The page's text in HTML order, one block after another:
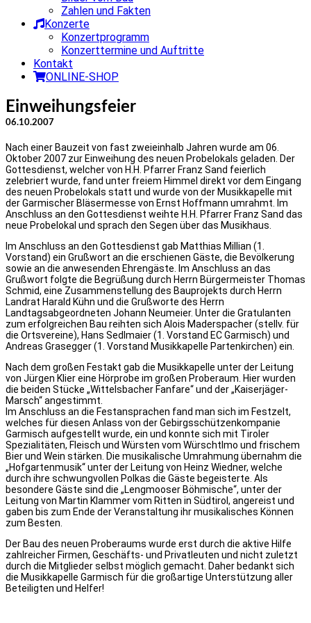
Zahlen und Fakten
Konzerte
Konzertprogramm
Konzerttermine und Auftritte
Kontakt
ONLINE-SHOP
Einweihungsfeier
06.10.2007
Nach einer Bauzeit von fast zweieinhalb Jahren wurde am 06.
Oktober 2007 zur Einweihung des neuen Probelokals geladen. Der
Gottesdienst, welcher von H.H. Pfarrer Franz Sand feierlich
zelebriert wurde, fand unter freiem Himmel direkt vor dem Eingang
des neuen Probelokals statt und wurde von der Musikkapelle mit
der Garmischer Bläsermesse von Ernst Hoffmann umrahmt. Im
Anschluss an den Gottesdienst weihte H.H. Pfarrer Franz Sand das
neue Probelokal und sprach den Segen über das Musikhaus.
Im Anschluss an den Gottesdienst gab Matthias Millian (1.
Vorstand) ein Grußwort an die erschienen Gäste, die Bevölkerung
sowie an die anwesenden Ehrengäste. Im Anschluss an das
Grußwort folgte die Begrüßung durch Herrn Bürgermeister Thomas
Schmid, eine Zusammenstellung des Bauprojekts durch Herrn
Landrat Harald Kühn und die Grußworte des Herrn
Landtagsabgeordneten Johann Neumeier. Unter die Gratulanten
zum erfolgreichen Bau reihten sich Alois Maderspacher (stellv. für
die Ortsvereine), Hans Sedlmaier (1. Vorstand EC Garmisch) und
Andreas Grasegger (1. Vorstand Musikkapelle Partenkirchen) ein.
Nach dem großen Festakt gab die Musikkapelle unter der Leitung
von Jürgen Klier eine Hörprobe im großen Proberaum. Hier wurden
die beiden Stücke „Wittelsbacher Fanfare“ und der „Kaiserjäger-
Marsch“ angestimmt.
Im Anschluss an die Festansprachen fand man sich im Festzelt,
welches für diesen Anlass von der Gebirgsschützenkompanie
Garmisch aufgestellt wurde, ein und konnte sich mit Tiroler
Spezialitäten, Fleisch und Würsten vom Würschtlmo und frischem
Bier und Wein stärken. Die musikalische Umrahmung übernahm die
„Hofgartenmusik“ unter der Leitung von Heinz Wiedner, welche
durch ihre schwungvollen Polkas die Gäste begeisterte. Als
besondere Gäste sind die „Lengmooser Böhmische“, unter der
Leitung von Martin Klammer vom Ritten in Südtirol, angereist und
gaben bis zum Ende der Veranstaltung ihr musikalisches Können
zum Besten.
Der Bau des neuen Proberaums wurde erst durch die aktive Hilfe
zahlreicher Firmen, Geschäfts- und Privatleuten und nicht zuletzt
durch die Mitglieder selbst möglich gemacht. Daher bedankt sich
die Musikkapelle Garmisch für die großartige Unterstützung aller
Beteiligten und Helfer!